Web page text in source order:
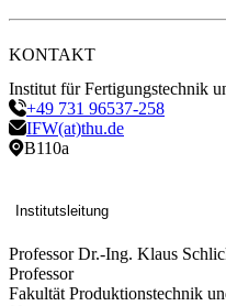
KONTAKT
Institut für Fertigungstechnik
+49 731 96537-258
IFW(at)thu.de
B110a
Institutsleitung
Professor Dr.-Ing. Klaus
Professor
Fakultät Produktionstechnik